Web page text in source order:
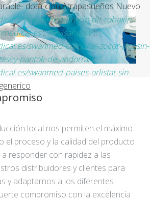
dota-ción Atrapasueños Nuevo.
swanmed-precio-de-robaxin-
::Revisar aquí::
swanmed-comprar-zocor-alcosin-
pantok-de-andorra/::
swanmed-paises-orlistat-sin-
local nos permiten el máximo
el proceso y la calidad del producto
responder con rapidez a las
distribuidores y clientes para
y adaptarnos a los diferentes
compromiso con la excelencia